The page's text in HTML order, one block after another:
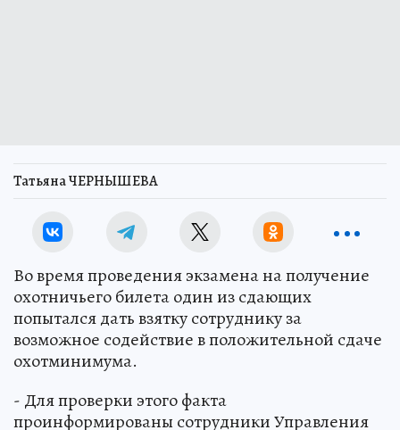
Татьяна ЧЕРНЫШЕВА
Во время проведения экзамена на получение
охотничьего билета один из сдающих
попытался дать взятку сотруднику за
возможное содействие в положительной сдаче
охотминимума.
- Для проверки этого факта
проинформированы сотрудники Управления